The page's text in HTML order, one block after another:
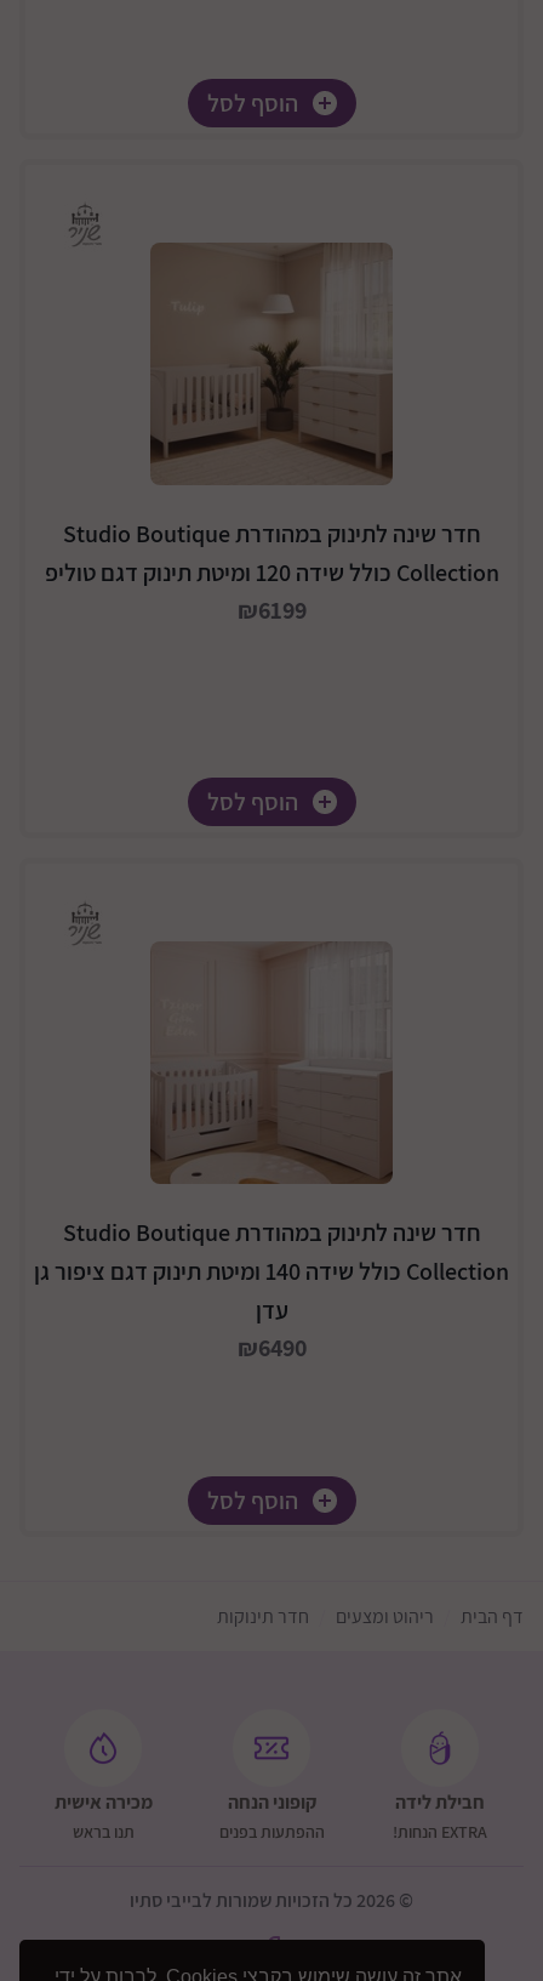
הוסף לסל
חדר שינה לתינוק במהודרת Studio Boutique
Collection כולל שידה 120 ומיטת תינוק דגם טוליפ
₪6199
הוסף לסל
חדר שינה לתינוק במהודרת Studio Boutique
Collection כולל שידה 140 ומיטת תינוק דגם ציפור גן
עדן
₪6490
הוסף לסל
דף הבית ריהוט ומצעים חדר תינוקות
חבילת לידה
EXTRA הנחות!
קופוני הנחה
ההפתעות בפנים
מכירה אישית
תנו בראש
© 2026 כל הזכויות שמורות לבייבי סתיו